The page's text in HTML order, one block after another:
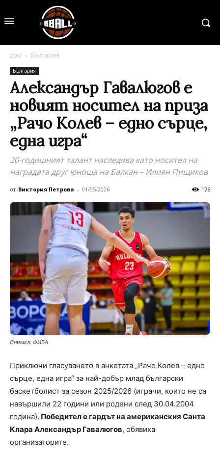
дом България
България
Александър Гавалюгов е
новият носител на приза
„Рачо Колев – едно сърце,
една игра“
20-годишният талант наследява като носител на
наградата друг юноша на Балкан – Илиян Пищиков
от Виктория Петрова - 01/05/2026 176
Снимка: ФИБА
Приключи гласуването в анкетата „Рачо Колев – едно
сърце, една игра“ за най-добър млад български
баскетболист за сезон 2025/2026 (играчи, които не са
навършили 22 години или родени след 30.04.2004
година). Победител е гардът на американския Санта
Клара Александър Гавалюгов, обявиха
организаторите.